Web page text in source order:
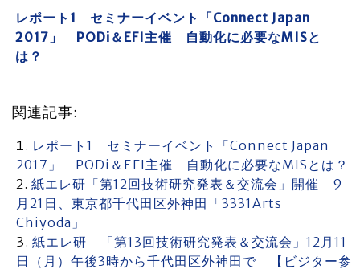
レポート1 セミナーイベント「Connect Japan
2017」 PODi＆EFI主催 自動化に必要なMISと
は？
関連記事:
レポート1 セミナーイベント「Connect Japan
2017」 PODi＆EFI主催 自動化に必要なMISとは？
紙エレ研「第12回技術研究発表＆交流会」開催 9
月21日、東京都千代田区外神田「3331Arts
Chiyoda」
紙エレ研 「第13回技術研究発表＆交流会」12月11
日（月）午後3時から千代田区外神田で 【ビジター参